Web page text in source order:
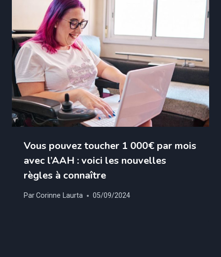
Vous pouvez toucher 1 000€ par mois
avec l’AAH : voici les nouvelles
règles à connaître
ParCorinne Laurta 05/09/2024